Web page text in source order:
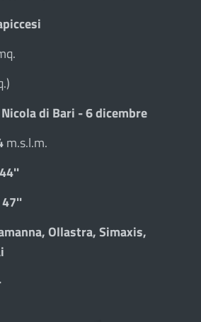
di Bari - 6 dicembre
m.s.l.m.
Ollastra, Simaxis,